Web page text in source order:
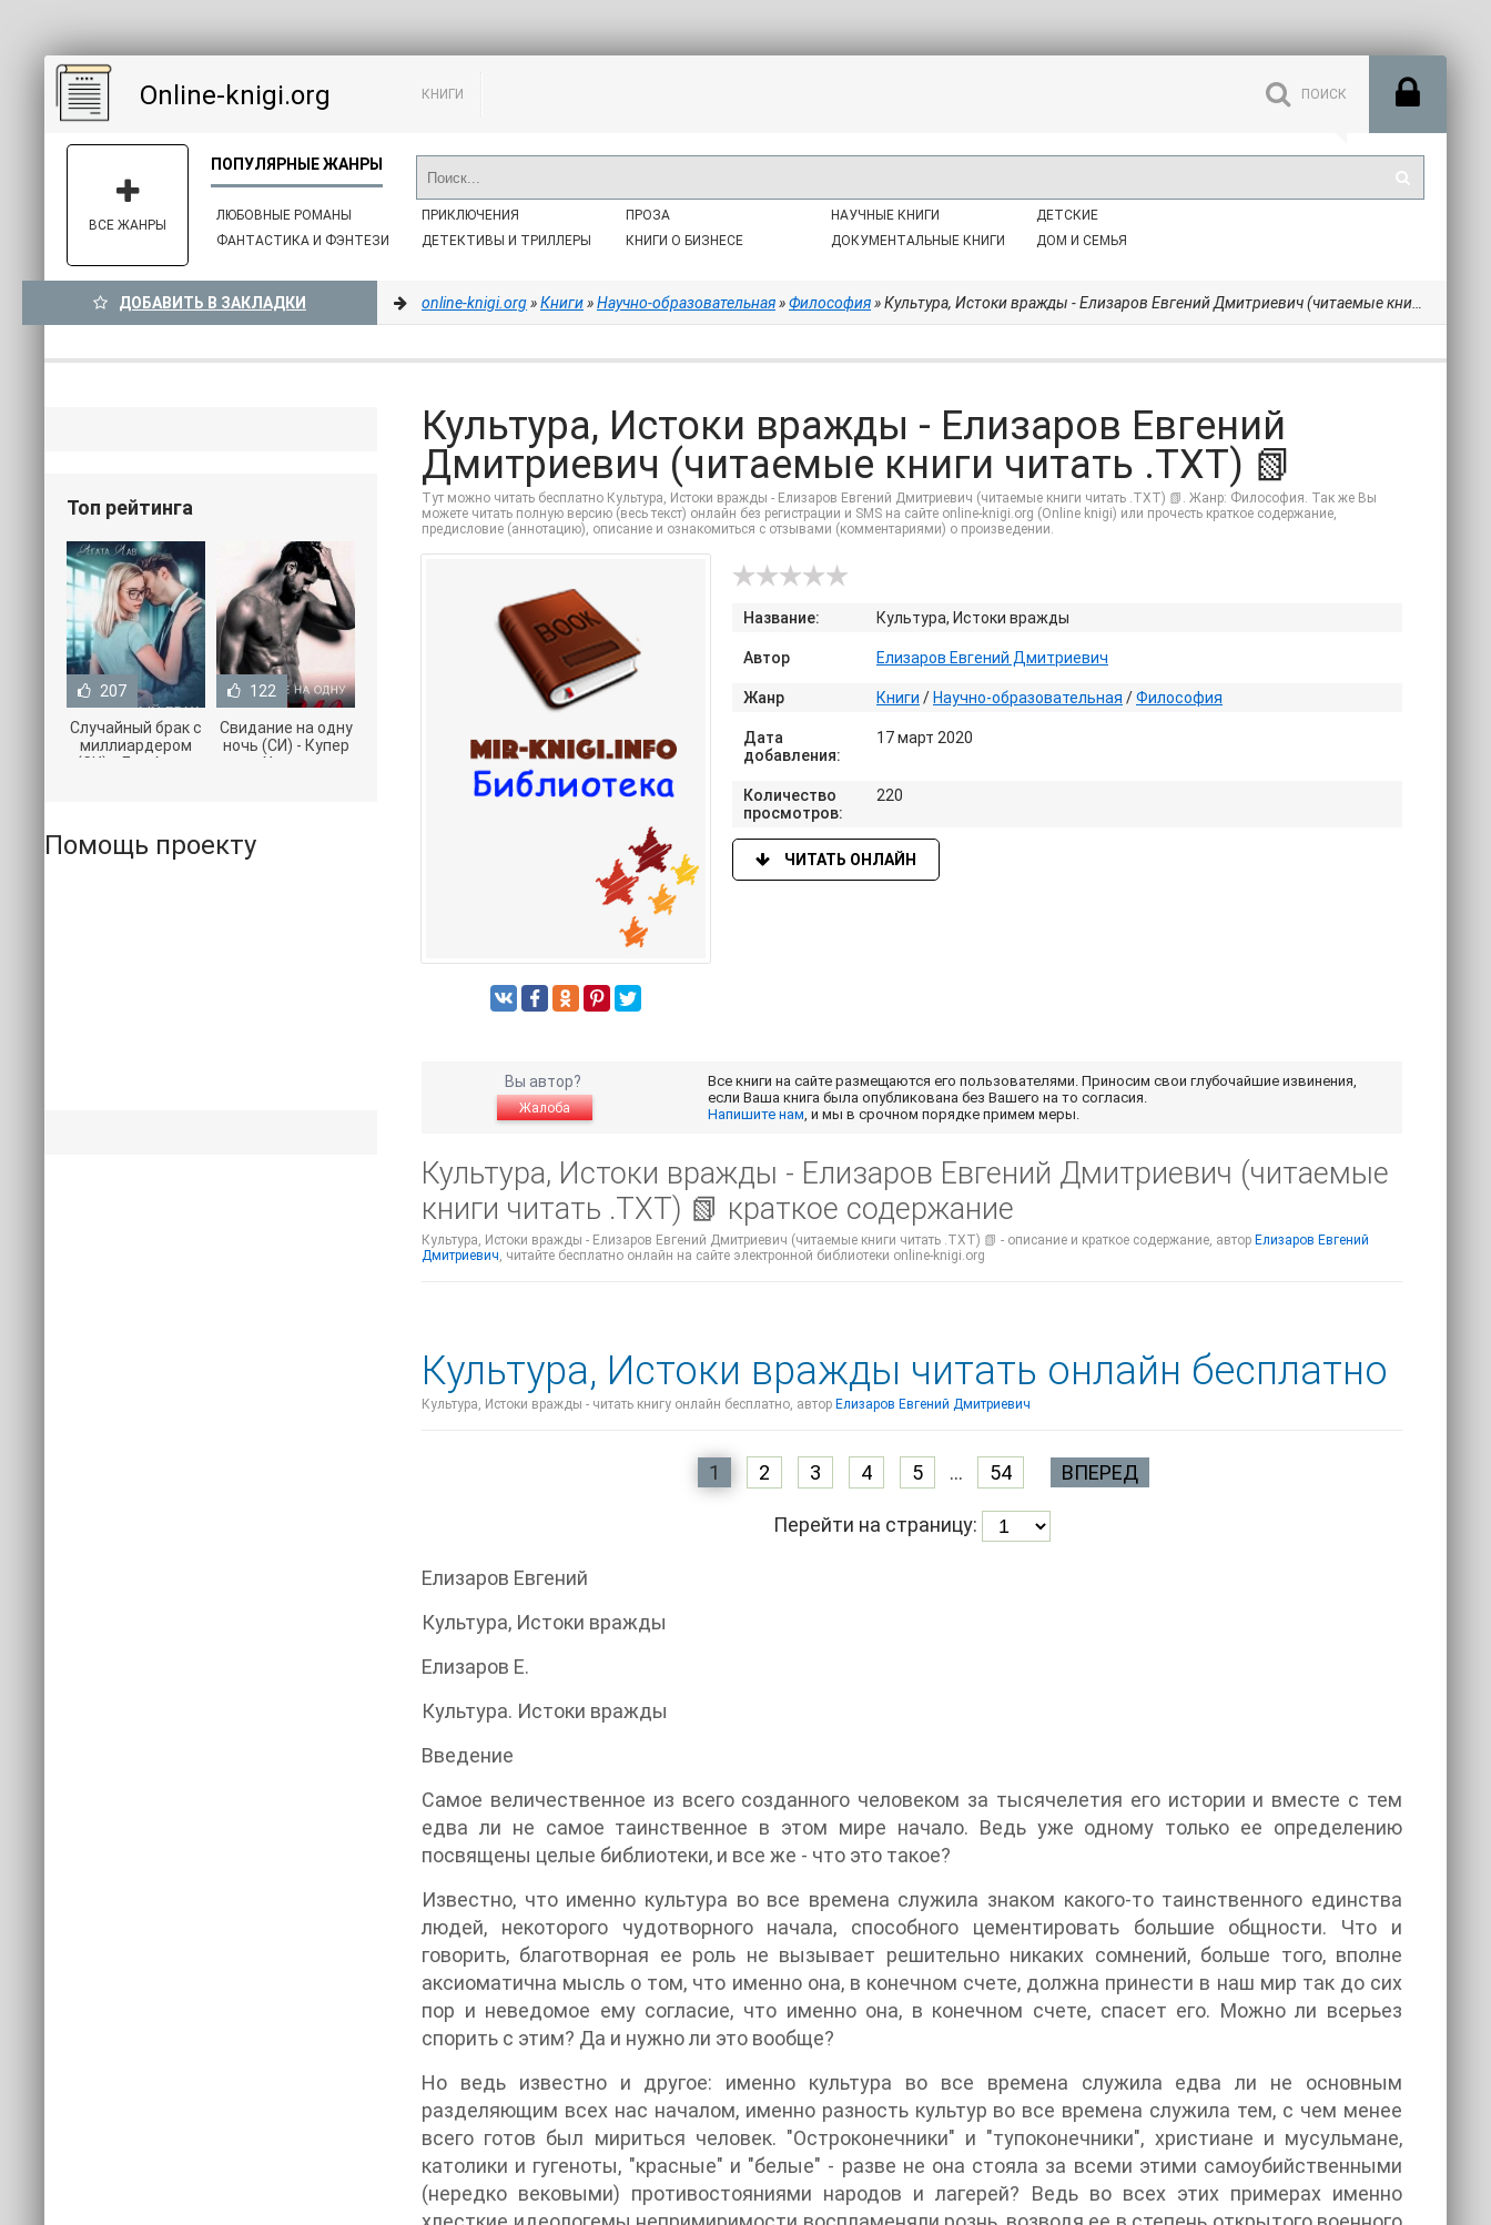
Online-knigi.org КНИГИ
ЛЮБОВНЫЕ РОМАНЫ
ФАНТАСТИКА И ФЭНТЕЗИ
ПРИКЛЮЧЕНИЯ
ДЕТЕКТИВЫ И ТРИЛЛЕРЫ
ПРОЗА
КНИГИ О БИЗНЕСЕ
НАУЧНЫЕ КНИГИ
ДОКУМЕНТАЛЬНЫЕ КНИГИ
ДЕТСКИЕ
ДОМ И СЕМЬЯ
ВСЕ ЖАНРЫ
ДОБАВИТЬ В ЗАКЛАДКИ online-knigi.org»Книги»Научно-образовательная»Философия» Культура, Истоки вражды - Елизаров Евгений Дмитриевич (читаемые книги читать .TXT) 📗
Культура, Истоки вражды - Елизаров Евгений
Дмитриевич (читаемые книги читать .TXT) 📗
Тут можно читать бесплатно Культура, Истоки вражды - Елизаров Евгений Дмитриевич (читаемые книги читать .TXT) 📗. Жанр: Философия. Так же Вы
можете читать полную версию (весь текст) онлайн без регистрации и SMS на сайте online-knigi.org (Online knigi) или прочесть краткое содержание,
предисловие (аннотацию), описание и ознакомиться с отзывами (комментариями) о произведении.
Название: Культура, Истоки вражды
Автор Елизаров Евгений Дмитриевич
Жанр Книги / Научно-образовательная /Философия
Дата
добавления:
17 март 2020
Количество
просмотров:
220
ЧИТАТЬ ОНЛАЙН
Вы автор?
Жалоба
Все книги на сайте размещаются его пользователями. Приносим свои глубочайшие извинения,
если Ваша книга была опубликована без Вашего на то согласия.
Напишите нам, и мы в срочном порядке примем меры.
Культура, Истоки вражды - Елизаров Евгений Дмитриевич (читаемые
книги читать .TXT) 📗 краткое содержание
Культура, Истоки вражды - Елизаров Евгений Дмитриевич (читаемые книги читать .TXT) 📗 - описание и краткое содержание, автор Елизаров Евгений
Дмитриевич, читайте бесплатно онлайн на сайте электронной библиотеки online-knigi.org
Культура, Истоки вражды читать онлайн бесплатно
Культура, Истоки вражды - читать книгу онлайн бесплатно, автор Елизаров Евгений Дмитриевич
1 2 3 4 5 ... 54 ВПЕРЕД
Перейти на страницу:
Елизаров Евгений
Культура, Истоки вражды
Елизаров Е.
Культура. Истоки вражды
Введение
Самое величественное из всего созданного человеком за тысячелетия его истории и вместе с тем
едва ли не самое таинственное в этом мире начало. Ведь уже одному только ее определению
посвящены целые библиотеки, и все же - что это такое?
Известно, что именно культура во все времена служила знаком какого-то таинственного единства
людей, некоторого чудотворного начала, способного цементировать большие общности. Что и
говорить, благотворная ее роль не вызывает решительно никаких сомнений, больше того, вполне
аксиоматична мысль о том, что именно она, в конечном счете, должна принести в наш мир так до сих
пор и неведомое ему согласие, что именно она, в конечном счете, спасет его. Можно ли всерьез
спорить с этим? Да и нужно ли это вообще?
Но ведь известно и другое: именно культура во все времена служила едва ли не основным
разделяющим всех нас началом, именно разность культур во все времена служила тем, с чем менее
всего готов был мириться человек. "Остроконечники" и "тупоконечники", христиане и мусульмане,
католики и гугеноты, "красные" и "белые" - разве не она стояла за всеми этими самоубийственными
(нередко вековыми) противостояниями народов и лагерей? Ведь во всех этих примерах именно
Топ рейтинга
207
Случайный брак с
миллиардером
(СИ) - Лав Агата
122
Свидание на одну
ночь (СИ) - Купер
Хелен
Помощь проекту